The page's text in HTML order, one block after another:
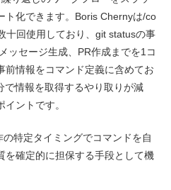
ト化できます。Boris Chernyは/co
十回使用しており、git statusの事
ッセージ生成、PR作成までを1コ
前情報をコマンド定義に含めてお
で情報を取得するやり取りが減
ントです。
特定タイミングでコマンドを自
を確定的に担保する手段として機